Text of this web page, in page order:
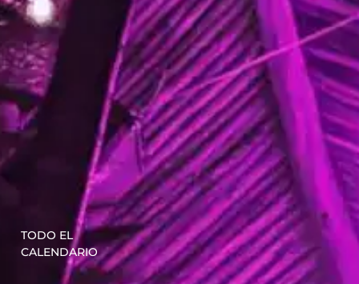
TODO EL
CALENDARIO